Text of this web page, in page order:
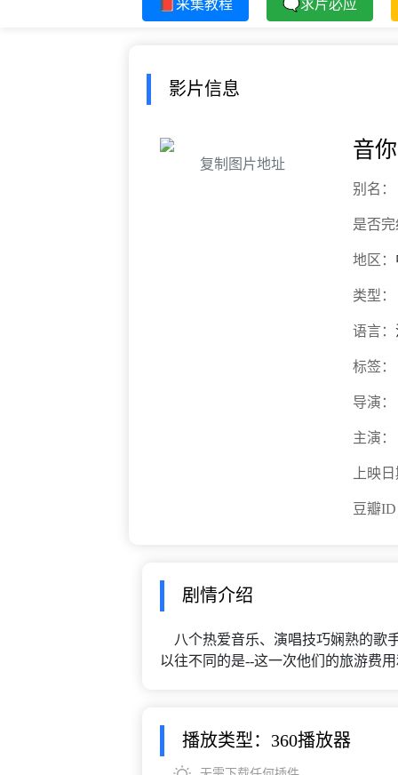
📕采集教程 🗨求片必应
影片信息
复制图片地址
音
别名：
是否
地区：
类型：
语言：
标签：
导演：
主演：
上映
豆瓣
剧情介绍
八个热爱音乐、演唱技巧娴熟的歌
以往不同的是--这一次他们的旅游费
播放类型：360播放器